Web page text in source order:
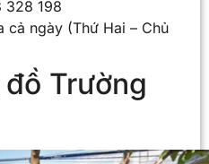
328 198
cả ngày (Thứ Hai – Chủ
Trường